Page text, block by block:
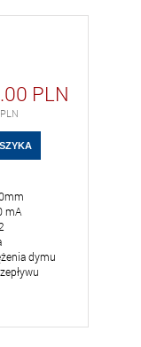
PLN
PLN
mA
dymu